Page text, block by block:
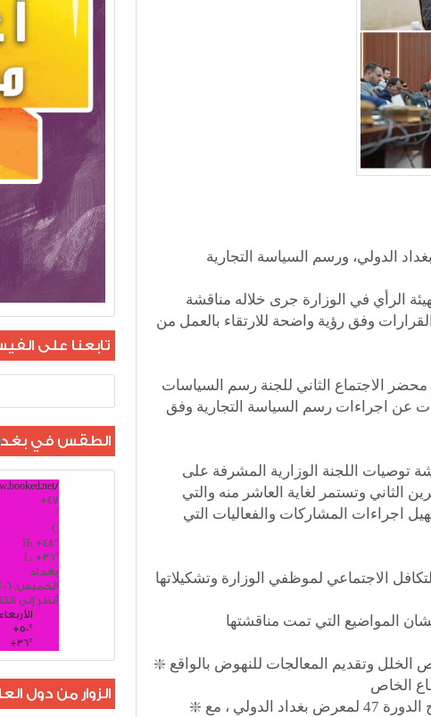
الرأي في الوزارة جرى خلاله مناقشة
وفق رؤية واضحة للارتقاء بالعمل من
الاجتماع الثاني للجنة رسم السياسات
عن اجراءات رسم السياسة التجارية وفق
توصيات اللجنة الوزارية المشرفة على
الثاني وتستمر لغاية العاشر منه والتي
اجراءات المشاركات والفعاليات التي
الاجتماعي لموظفي الوزارة وتشكيلاتها
❇️ التوجيه لانطلاقة جديدة لعمل لجنة تنفيذ السياسة الاستيرادية بتشخيص الخلل وتقديم المعالجات للنهوض بالواقع
❇️ توجيه تشكيلات الوزارة لتقديم الدعم لشركة المعارض العراقية لانجاح الدورة 47 لمعرض بغداد الدولي ، مع
تابعنا على
الطقس في
+47
°
C
H: +48°
L: +36°
بغداد
الخميس, 06 آب
أنظر إلى
الأربعاء
+50°
+36°
الزوار من دول